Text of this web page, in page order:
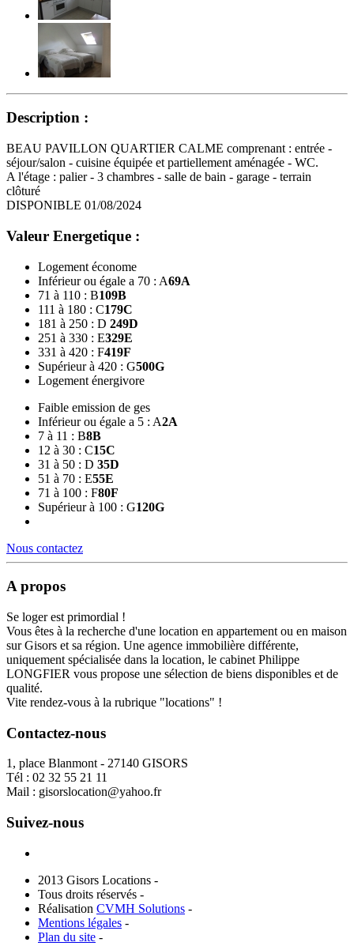
Description :
BEAU PAVILLON QUARTIER CALME comprenant : entrée -
séjour/salon - cuisine équipée et partiellement aménagée - WC.
A l'étage : palier - 3 chambres - salle de bain - garage - terrain
clôturé
DISPONIBLE 01/08/2024
Valeur Energetique :
Logement économe
Inférieur ou égale a 70 : A69A
71 à 110 : B109B
111 à 180 : C179C
181 à 250 : D 249D
251 à 330 : E329E
331 à 420 : F419F
Supérieur à 420 : G500G
Logement énergivore
Faible emission de ges
Inférieur ou égale a 5 : A2A
7 à 11 : B8B
12 à 30 : C15C
31 à 50 : D 35D
51 à 70 : E55E
71 à 100 : F80F
Supérieur à 100 : G120G
Nous contactez
A propos
Se loger est primordial !
Vous êtes à la recherche d'une location en appartement ou en maison
sur Gisors et sa région. Une agence immobilière différente,
uniquement spécialisée dans la location, le cabinet Philippe
LONGFIER vous propose une sélection de biens disponibles et de
qualité.
Vite rendez-vous à la rubrique "locations" !
Contactez-nous
1, place Blanmont - 27140 GISORS
Tél : 02 32 55 21 11
Mail : gisorslocation@yahoo.fr
Suivez-nous
2013 Gisors Locations -
Tous droits réservés -
Réalisation CVMH Solutions -
Mentions légales -
Plan du site -